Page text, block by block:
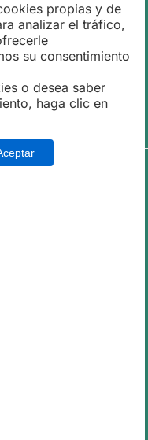
propias y de
analizar el tráfico,
su consentimiento
o desea saber
haga clic en